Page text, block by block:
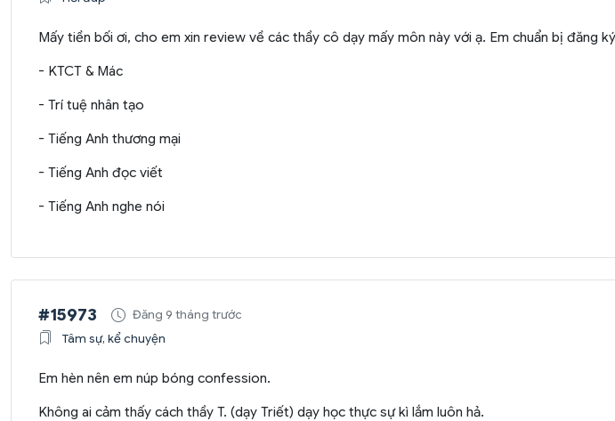
Mấy tiền bối ơi, cho em xin review về các thầy cô dạy mấy môn này với ạ. Em chuẩn bị đăng
- KTCT & Mác
- Trí tuệ nhân tạo
- Tiếng Anh thương mại
- Tiếng Anh đọc viết
- Tiếng Anh nghe nói
#15973
Đăng 9 tháng trước
Tâm sự, kể chuyện
Em hèn nên em núp bóng confession.
Không ai cảm thấy cách thầy T. (dạy Triết) dạy học thực sự kì lắm luôn hả.